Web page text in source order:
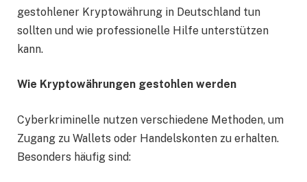
gestohlener Kryptowährung in Deutschland tun
sollten und wie professionelle Hilfe unterstützen
kann.
Wie Kryptowährungen gestohlen werden
Cyberkriminelle nutzen verschiedene Methoden, um
Zugang zu Wallets oder Handelskonten zu erhalten.
Besonders häufig sind: